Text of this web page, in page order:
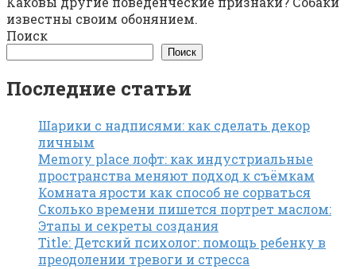
известны своим обонянием.
Поиск
Поиск
Последние статьи
Шарики с надписями: как сделать декор
личным
Memory place лофт: как индустриальные
пространства меняют подход к съёмкам
Комната ярости как способ не сорваться
Сколько времени пишется портрет маслом:
Этапы и секреты создания
Title: Детский психолог: помощь ребенку в
преодолении тревоги и стресса